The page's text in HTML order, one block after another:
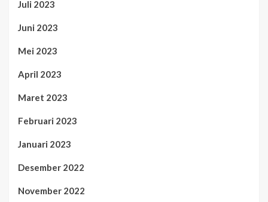
Juli 2023
Juni 2023
Mei 2023
April 2023
Maret 2023
Februari 2023
Januari 2023
Desember 2022
November 2022